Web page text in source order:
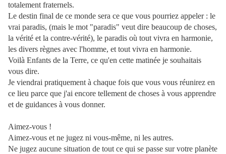
totalement fraternels.
Le destin final de ce monde sera ce que vous pourriez appeler : le
vrai paradis, (mais le mot "paradis" veut dire beaucoup de choses,
la vérité et la contre-vérité), le paradis où tout vivra en harmonie,
les divers règnes avec l'homme, et tout vivra en harmonie.
Voilà Enfants de la Terre, ce qu'en cette matinée je souhaitais
vous dire.
Je viendrai pratiquement à chaque fois que vous vous réunirez en
ce lieu parce que j'ai encore tellement de choses à vous apprendre
et de guidances à vous donner.
Aimez-vous !
Aimez-vous et ne jugez ni vous-même, ni les autres.
Ne jugez aucune situation de tout ce qui se passe sur votre planète